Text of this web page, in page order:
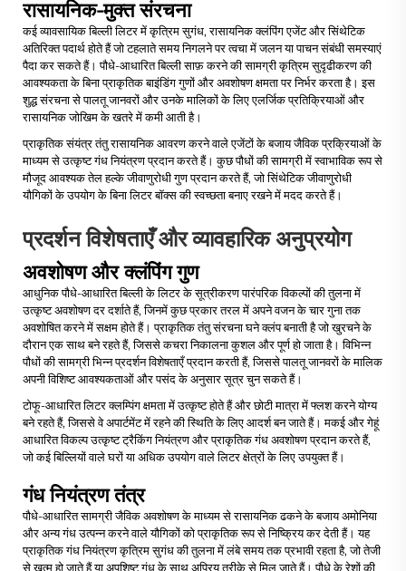
रासायनिक-मुक्त संरचना
कई व्यावसायिक बिल्ली लिटर में कृत्रिम सुगंध, रासायनिक क्लंपिंग एजेंट और सिंथेटिक
अतिरिक्त पदार्थ होते हैं जो टहलाते समय निगलने पर त्वचा में जलन या पाचन संबंधी समस्याएं
पैदा कर सकते हैं।पौधे-आधारित बिल्ली साफ़ करने की सामग्रीकृत्रिम सुदृढीकरण की
आवश्यकता के बिना प्राकृतिक बाइंडिंग गुणों और अवशोषण क्षमता पर निर्भर करता है। इस
शुद्ध संरचना से पालतू जानवरों और उनके मालिकों के लिए एलर्जिक प्रतिक्रियाओं और
रासायनिक जोखिम के खतरे में कमी आती है।
प्राकृतिक संयंत्र तंतु रासायनिक आवरण करने वाले एजेंटों के बजाय जैविक प्रक्रियाओं के
माध्यम से उत्कृष्ट गंध नियंत्रण प्रदान करते हैं। कुछ पौधों की सामग्री में स्वाभाविक रूप से
मौजूद आवश्यक तेल हल्के जीवाणुरोधी गुण प्रदान करते हैं, जो सिंथेटिक जीवाणुरोधी
यौगिकों के उपयोग के बिना लिटर बॉक्स की स्वच्छता बनाए रखने में मदद करते हैं।
प्रदर्शन विशेषताएँ और व्यावहारिक अनुप्रयोग
अवशोषण और क्लंपिंग गुण
आधुनिक पौधे-आधारित बिल्ली के लिटर के सूत्रीकरण पारंपरिक विकल्पों की तुलना में
उत्कृष्ट अवशोषण दर दर्शाते हैं, जिनमें कुछ प्रकार तरल में अपने वजन के चार गुना तक
अवशोषित करने में सक्षम होते हैं। प्राकृतिक तंतु संरचना घने क्लंप बनाती है जो खुरचने के
दौरान एक साथ बने रहते हैं, जिससे कचरा निकालना कुशल और पूर्ण हो जाता है। विभिन्न
पौधों की सामग्री भिन्न प्रदर्शन विशेषताएँ प्रदान करती हैं, जिससे पालतू जानवरों के मालिक
अपनी विशिष्ट आवश्यकताओं और पसंद के अनुसार सूत्र चुन सकते हैं।
टोफू-आधारित लिटर क्लम्पिंग क्षमता में उत्कृष्ट होते हैं और छोटी मात्रा में फ्लश करने योग्य
बने रहते हैं, जिससे वे अपार्टमेंट में रहने की स्थिति के लिए आदर्श बन जाते हैं। मकई और गेहूं
आधारित विकल्प उत्कृष्ट ट्रैकिंग नियंत्रण और प्राकृतिक गंध अवशोषण प्रदान करते हैं,
जो कई बिल्लियों वाले घरों या अधिक उपयोग वाले लिटर क्षेत्रों के लिए उपयुक्त हैं।
गंध नियंत्रण तंत्र
पौधे-आधारित सामग्री जैविक अवशोषण के माध्यम से रासायनिक ढकने के बजाय अमोनिया
और अन्य गंध उत्पन्न करने वाले यौगिकों को प्राकृतिक रूप से निष्क्रिय कर देती हैं। यह
प्राकृतिक गंध नियंत्रण कृत्रिम सुगंध की तुलना में लंबे समय तक प्रभावी रहता है, जो तेजी
से खत्म हो जाते हैं या अपशिष्ट गंध के साथ अप्रिय तरीके से मिल जाते हैं। पौधे के रेशों की